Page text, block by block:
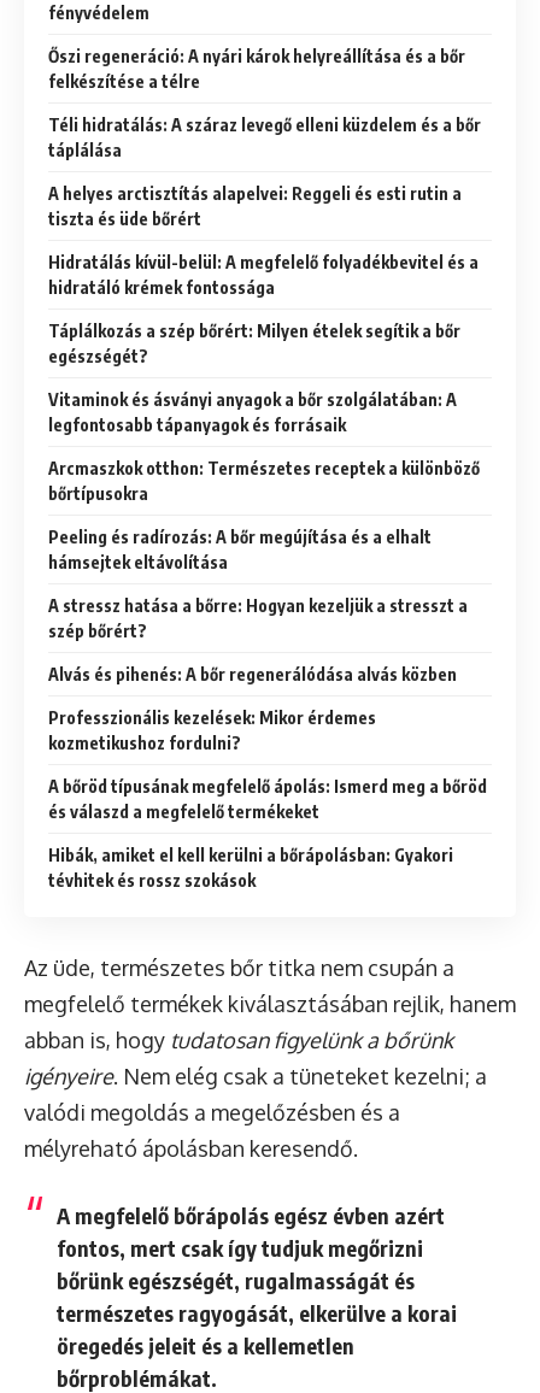
fényvédelem
Őszi regeneráció: A nyári károk helyreállítása és a bőr
felkészítése a télre
Téli hidratálás: A száraz levegő elleni küzdelem és a bőr
táplálása
A helyes arctisztítás alapelvei: Reggeli és esti rutin a
tiszta és üde bőrért
Hidratálás kívül-belül: A megfelelő folyadékbevitel és a
hidratáló krémek fontossága
Táplálkozás a szép bőrért: Milyen ételek segítik a bőr
egészségét?
Vitaminok és ásványi anyagok a bőr szolgálatában: A
legfontosabb tápanyagok és forrásaik
Arcmaszkok otthon: Természetes receptek a különböző
bőrtípusokra
Peeling és radírozás: A bőr megújítása és a elhalt
hámsejtek eltávolítása
A stressz hatása a bőrre: Hogyan kezeljük a stresszt a
szép bőrért?
Alvás és pihenés: A bőr regenerálódása alvás közben
Professzionális kezelések: Mikor érdemes
kozmetikushoz fordulni?
A bőröd típusának megfelelő ápolás: Ismerd meg a bőröd
és válaszd a megfelelő termékeket
Hibák, amiket el kell kerülni a bőrápolásban: Gyakori
tévhitek és rossz szokások
Az üde, természetes bőr titka nem csupán a
megfelelő termékek kiválasztásában rejlik, hanem
abban is, hogy tudatosan figyelünk a bőrünk
igényeire. Nem elég csak a tüneteket kezelni; a
valódi megoldás a megelőzésben és a
mélyreható ápolásban keresendő.
A megfelelő bőrápolás egész évben azért
fontos, mert csak így tudjuk megőrizni
bőrünk egészségét, rugalmasságát és
természetes ragyogását, elkerülve a korai
öregedés jeleit és a kellemetlen
bőrproblémákat.